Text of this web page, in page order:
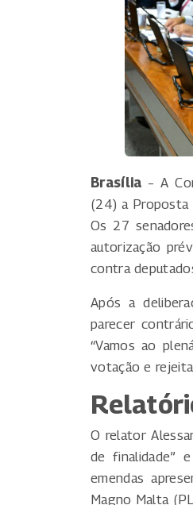
Brasília – A
(24) a Proposta
Os 27
autorização
contra
Após a
parecer
“Vamos ao
votação e
O relator
de finalidade”
emendas
Magno Malta